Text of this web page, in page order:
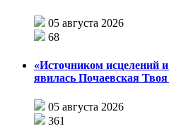
05 августа 2026
68
«Источником исцелений
явилась Почаевская
05 августа 2026
361